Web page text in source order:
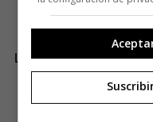
La existencia de estos
Berlín tiene mucho